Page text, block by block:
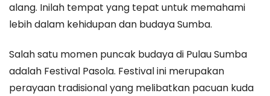
alang. Inilah tempat yang tepat untuk memahami
lebih dalam kehidupan dan budaya Sumba.
Salah satu momen puncak budaya di Pulau Sumba
adalah Festival Pasola. Festival ini merupakan
perayaan tradisional yang melibatkan pacuan kuda